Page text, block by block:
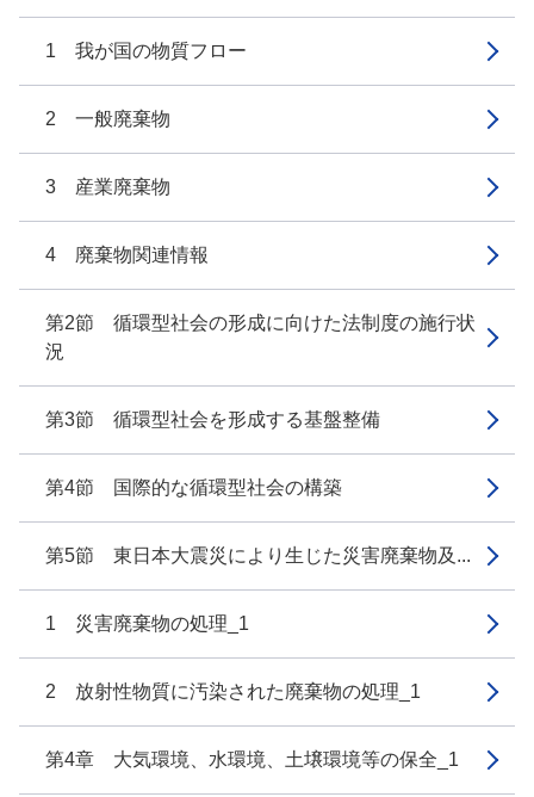
1 我が国の物質フロー
2 一般廃棄物
3 産業廃棄物
4 廃棄物関連情報
第2節 循環型社会の形成に向けた法制度の施行状
況
第3節 循環型社会を形成する基盤整備
第4節 国際的な循環型社会の構築
第5節 東日本大震災により生じた災害廃棄物及...
1 災害廃棄物の処理_1
2 放射性物質に汚染された廃棄物の処理_1
第4章 大気環境、水環境、土壌環境等の保全_1